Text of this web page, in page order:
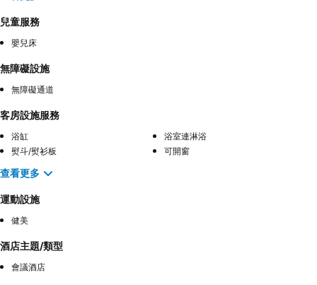
兒童服務
嬰兒床
無障礙設施
無障礙通道
客房設施服務
浴缸
浴室連淋浴
熨斗/熨衫板
可開窗
查看更多
運動設施
健美
酒店主題/類型
會議酒店